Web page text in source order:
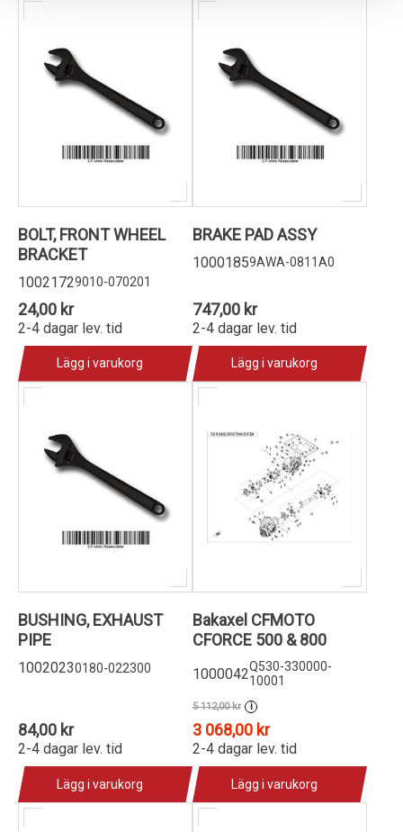
BOLT, FRONT WHEEL
BRACKET
10021729010-070201
24,00 kr
2-4 dagar lev. tid
Lägg i varukorg
BRAKE PAD ASSY
10001859AWA-0811A0
747,00 kr
2-4 dagar lev. tid
Lägg i varukorg
BUSHING, EXHAUST
PIPE
10020230180-022300
84,00 kr
2-4 dagar lev. tid
Lägg i varukorg
Bakaxel CFMOTO
CFORCE 500 & 800
1000042Q530-330000-
10001
5 112,00 kr i
3 068,00 kr
2-4 dagar lev. tid
Lägg i varukorg